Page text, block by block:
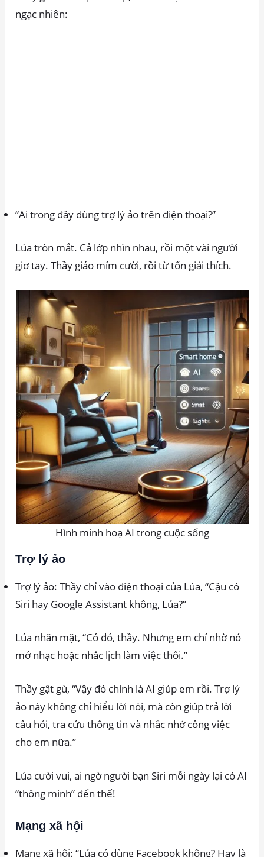
ngạc nhiên:
“Ai trong đây dùng trợ lý ảo trên điện thoại?”
Lúa tròn mắt. Cả lớp nhìn nhau, rồi một vài người
giơ tay. Thầy giáo mỉm cười, rồi từ tốn giải thích.
Hình minh hoạ AI trong cuộc sống
Trợ lý ảo
Trợ lý ảo: Thầy chỉ vào điện thoại của Lúa, “Cậu có
Siri hay Google Assistant không, Lúa?”
Lúa nhăn mặt, “Có đó, thầy. Nhưng em chỉ nhờ nó
mở nhạc hoặc nhắc lịch làm việc thôi.”
Thầy gật gù, “Vậy đó chính là AI giúp em rồi. Trợ lý
ảo này không chỉ hiểu lời nói, mà còn giúp trả lời
câu hỏi, tra cứu thông tin và nhắc nhở công việc
cho em nữa.”
Lúa cười vui, ai ngờ người bạn Siri mỗi ngày lại có AI
“thông minh” đến thế!
Mạng xã hội
Mạng xã hội: “Lúa có dùng Facebook không? Hay là